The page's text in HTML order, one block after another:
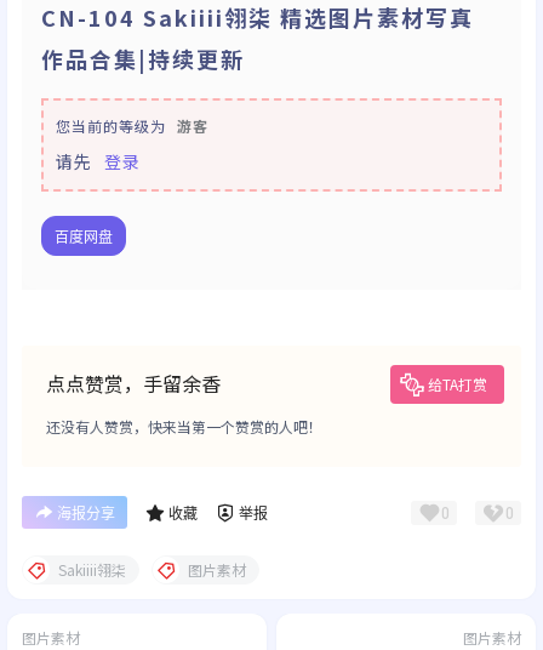
CN-104 Sakiiii翎柒 精选图片素材写真
作品合集|持续更新
您当前的等级为 游客
请先 登录
百度网盘
点点赞赏，手留余香 给TA打赏
还没有人赞赏，快来当第一个赞赏的人吧！
海报分享 收藏 举报 0 0
Sakiiii翎柒 图片素材
图片素材 图片素材